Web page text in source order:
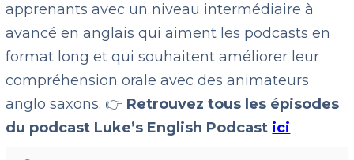
apprenants avec un niveau intermédiaire à
avancé en anglais qui aiment les podcasts en
format long et qui souhaitent améliorer leur
compréhension orale avec des animateurs
anglo saxons. 👉 Retrouvez tous les épisodes
du podcast Luke’s English Podcast ici